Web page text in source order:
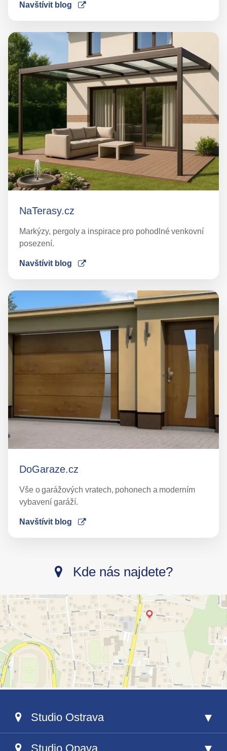
Navštívit blog
NaTerasy.cz
Markýzy, pergoly a inspirace pro pohodlné venkovní
posezení.
Navštívit blog
DoGaraze.cz
Vše o garážových vratech, pohonech a moderním
vybavení garáží.
Navštívit blog
Kde nás najdete?
Studio Ostrava
Studio Opava